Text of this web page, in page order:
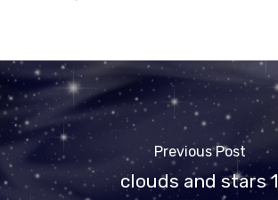
Previous Post
clouds and stars 1